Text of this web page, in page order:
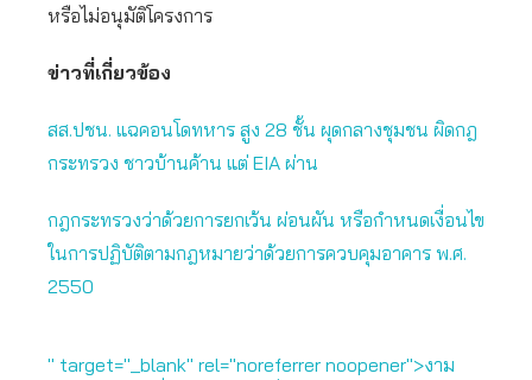
หรือไม่อนุมัติโครงการ
ข่าวที่เกี่ยวข้อง
สส.ปชน. แฉคอนโดทหาร สูง 28 ชั้น ผุดกลางชุมชน ผิดกฎ
กระทรวง ชาวบ้านค้าน แต่ EIA ผ่าน
กฎกระทรวงว่าด้วยการยกเว้น ผ่อนผัน หรือกำหนดเงื่อนไข
ในการปฏิบัติตามกฎหมายว่าด้วยการควบคุมอาคาร พ.ศ.
2550
" target="_blank" rel="noreferrer noopener">งาม